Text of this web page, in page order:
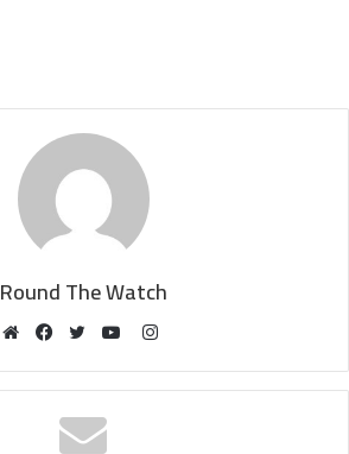
Round The Watch
Instagram